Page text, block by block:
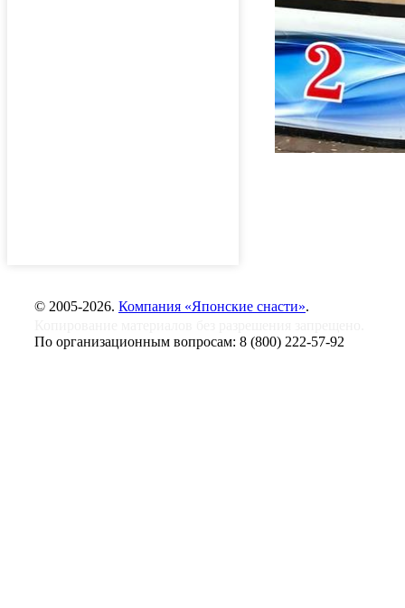
© 2005-2026. Компания «Японские снасти».
По организационным вопросам: 8 (800) 222-57-92